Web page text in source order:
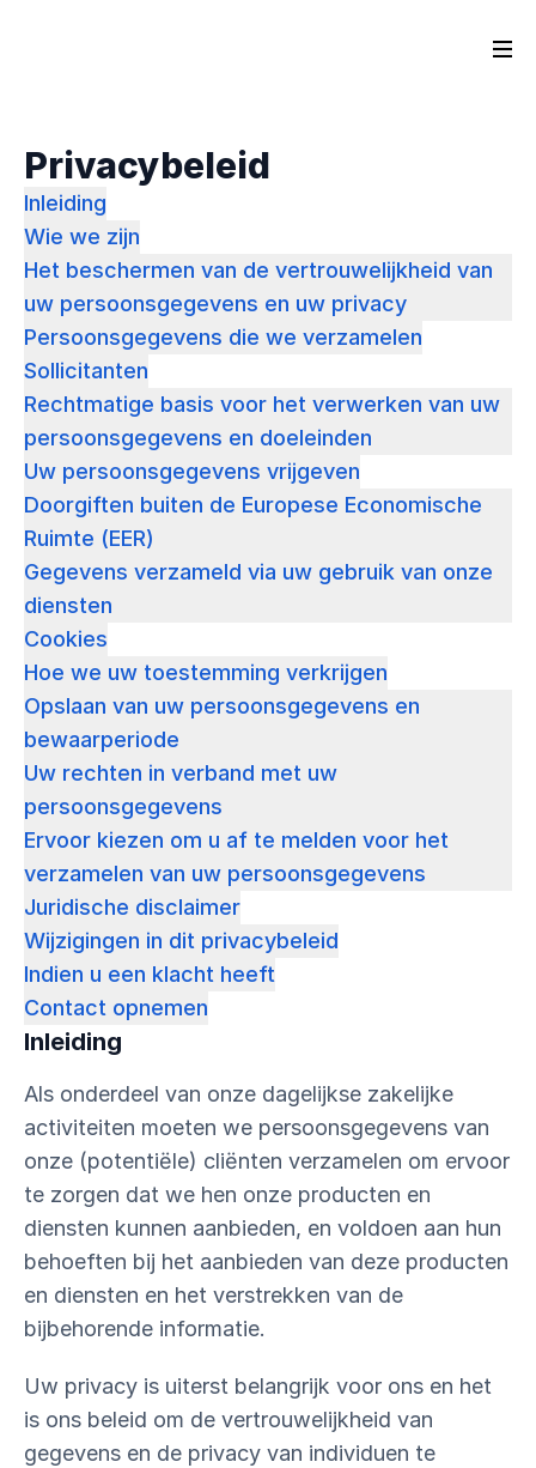
Privacybeleid
Inleiding
Wie we zijn
Het beschermen van de vertrouwelijkheid van
uw persoonsgegevens en uw privacy
Persoonsgegevens die we verzamelen
Sollicitanten
Rechtmatige basis voor het verwerken van uw
persoonsgegevens en doeleinden
Uw persoonsgegevens vrijgeven
Doorgiften buiten de Europese Economische
Ruimte (EER)
Gegevens verzameld via uw gebruik van onze
diensten
Cookies
Hoe we uw toestemming verkrijgen
Opslaan van uw persoonsgegevens en
bewaarperiode
Uw rechten in verband met uw
persoonsgegevens
Ervoor kiezen om u af te melden voor het
verzamelen van uw persoonsgegevens
Juridische disclaimer
Wijzigingen in dit privacybeleid
Indien u een klacht heeft
Contact opnemen
Inleiding
Als onderdeel van onze dagelijkse zakelijke
activiteiten moeten we persoonsgegevens van
onze (potentiële) cliënten verzamelen om ervoor
te zorgen dat we hen onze producten en
diensten kunnen aanbieden, en voldoen aan hun
behoeften bij het aanbieden van deze producten
en diensten en het verstrekken van de
bijbehorende informatie.
Uw privacy is uiterst belangrijk voor ons en het
is ons beleid om de vertrouwelijkheid van
gegevens en de privacy van individuen te